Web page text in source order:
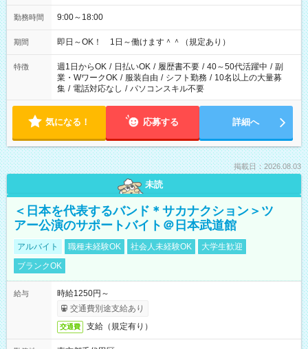
勤務時間 9:00～18:00
期間 即日～OK！ 1日～働けます＾＾（規定あり）
特徴 週1日からOK / 日払いOK / 履歴書不要 / 40～50代活躍中 / 副
業・WワークOK / 服装自由 / シフト勤務 / 10名以上の大量募
集 / 電話対応なし / パソコンスキル不要
気になる！ 応募する 詳細へ
掲載日：2026.08.03
未読
＜日本を代表するバンド＊サカナクション＞ツ
アー公演のサポートバイト＠日本武道館
アルバイト 職種未経験OK 社会人未経験OK
大学生歓迎
ブランクOK
給与
時給1250円～
交通費別途支給あり
交通費 支給（規定有り）